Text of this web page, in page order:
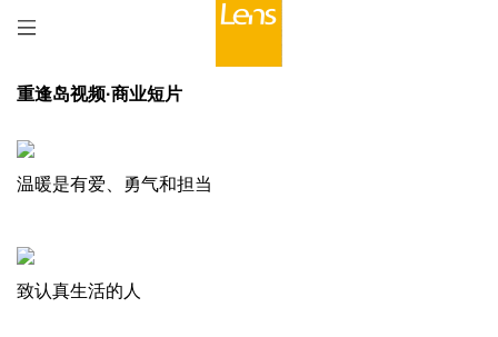
重逢岛视频·商业短片
温暖是有爱、勇气和担当
致认真生活的人